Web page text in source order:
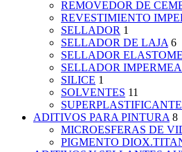
REMOVEDOR DE
REVESTIMIENTO
SELLADOR 1
SELLADOR DE LAJA 6
SELLADOR
SELLADOR
SILICE 1
SOLVENTES 11
SUPERPLASTIFICANTE
ADITIVOS PARA PINTURA 8
MICROESFERAS DE
PIGMENTO